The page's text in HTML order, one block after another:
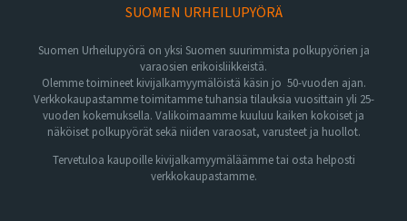
SUOMEN URHEILUPYÖRÄ
Suomen Urheilupyörä on yksi Suomen suurimmista polkupyörien ja
varaosien erikoisliikkeistä.
Olemme toimineet kivijalkamyymälöistä käsin jo 50-vuoden ajan.
Verkkokaupastamme toimitamme tuhansia tilauksia vuosittain yli 25-
vuoden kokemuksella. Valikoimaamme kuuluu kaiken kokoiset ja
näköiset polkupyörät sekä niiden varaosat, varusteet ja huollot.
Tervetuloa kaupoille kivijalkamyymäläämme tai osta helposti
verkkokaupastamme.